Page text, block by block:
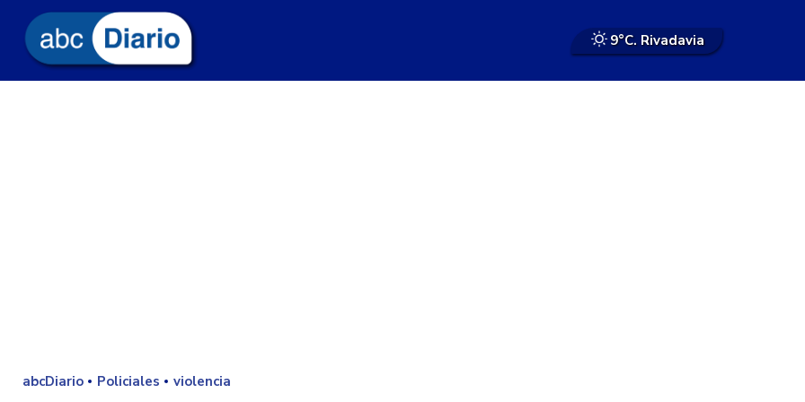
9°C. Rivadavia
abcDiario Policiales violencia